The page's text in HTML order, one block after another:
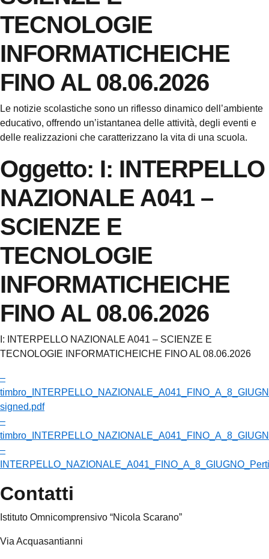
TECNOLOGIE
INFORMATICHEICHE
FINO AL 08.06.2026
Le notizie scolastiche sono un riflesso dinamico dell’ambiente
educativo, offrendo un’istantanea delle attività, degli eventi e
delle realizzazioni che caratterizzano la vita di una scuola.
Oggetto: I: INTERPELLO
NAZIONALE A041 –
SCIENZE E
TECNOLOGIE
INFORMATICHEICHE
FINO AL 08.06.2026
I: INTERPELLO NAZIONALE A041 – SCIENZE E
TECNOLOGIE INFORMATICHEICHE FINO AL 08.06.2026
–
signed.pdf
–
–
Contatti
Istituto Omnicomprensivo “Nicola Scarano”
Via Acquasantianni